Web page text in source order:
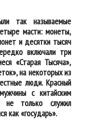
так называемые
масти: монеты,
и десятки тысяч
включали три
«Старая Тысяча»,
на некоторых из
люди. Красный
с китайским
не только служил
как «государь».